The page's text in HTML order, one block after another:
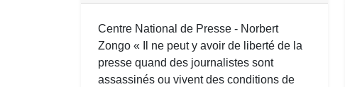
Centre National de Presse - Norbert
Zongo « Il ne peut y avoir de liberté de la
presse quand des journalistes sont
assassinés ou vivent des conditions de